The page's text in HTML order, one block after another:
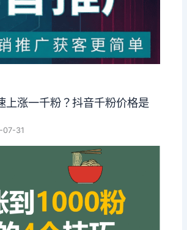
上涨一千粉？抖音千粉价格是
07-31